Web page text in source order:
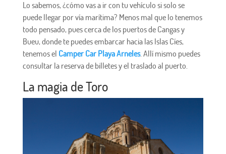
Lo sabemos, ¿cómo vas a ir con tu vehículo si solo se
puede llegar por vía marítima? Menos mal que lo tenemos
todo pensado, pues cerca de los puertos de Cangas y
Bueu, donde te puedes embarcar hacia las Islas Cíes,
tenemos el Camper Car Playa Arneles. Allí mismo puedes
consultar la reserva de billetes y el traslado al puerto.
La magia de Toro